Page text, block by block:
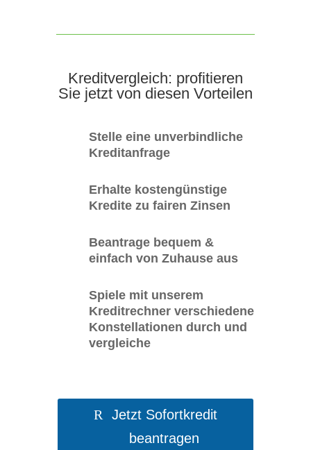
Kreditvergleich: profitieren
Sie jetzt von diesen Vorteilen
Stelle eine unverbindliche
Kreditanfrage
Erhalte kostengünstige
Kredite zu fairen Zinsen
Beantrage bequem &
einfach von Zuhause aus
Spiele mit unserem
Kreditrechner verschiedene
Konstellationen durch und
vergleiche
Jetzt Sofortkredit
beantragen